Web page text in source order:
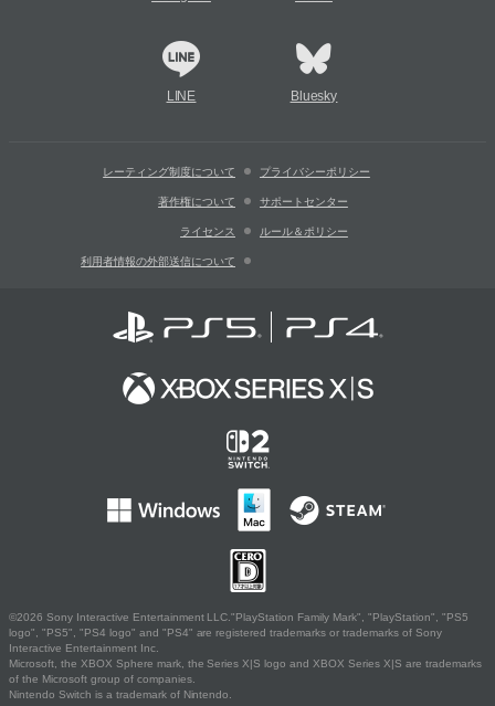
LINE Bluesky
レーティング制度について プライバシーポリシー
著作権について サポートセンター
ライセンス ルール＆ポリシー
利用者情報の外部送信について
©2026 Sony Interactive Entertainment LLC."PlayStation Family Mark", "PlayStation", "PS5
logo", "PS5", "PS4 logo" and "PS4" are registered trademarks or trademarks of Sony
Interactive Entertainment Inc.
Microsoft, the XBOX Sphere mark, the Series X|S logo and XBOX Series X|S are trademarks
of the Microsoft group of companies.
Nintendo Switch is a trademark of Nintendo.